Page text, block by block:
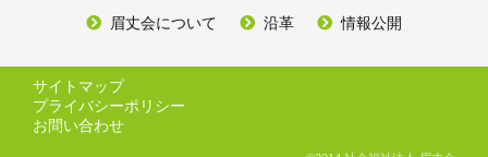
眉丈会について 沿革 情報公開
サイトマップ
プライバシーポリシー
お問い合わせ